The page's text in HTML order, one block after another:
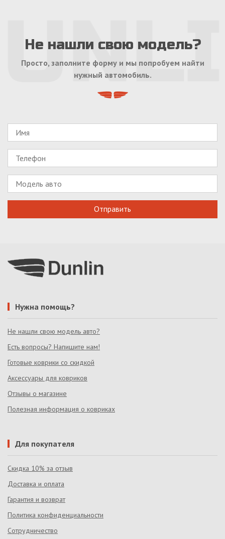
Не нашли свою модель?
Просто, заполните форму и мы попробуем найти
нужный автомобиль.
Нужна помощь?
Не нашли свою модель авто?
Есть вопросы? Напишите нам!
Готовые коврики со скидкой
Аксессуары для ковриков
Отзывы о магазине
Полезная информация о ковриках
Для покупателя
Скидка 10% за отзыв
Доставка и оплата
Гарантия и возврат
Политика конфиденциальности
Сотрудничество